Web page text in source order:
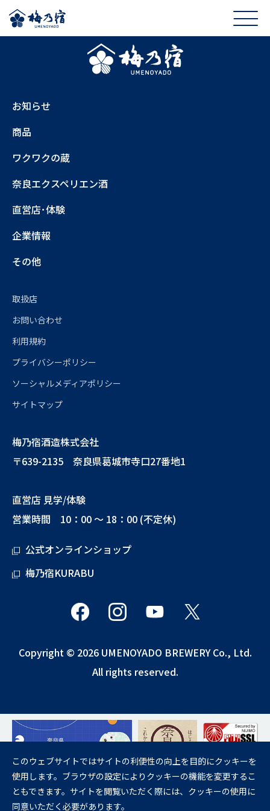
お知らせ
商品
ワクワクの蔵
奈良エクスペリエン酒
直営店･体験
企業情報
その他
取扱店
お問い合わせ
利用規約
プライバシーポリシー
ソーシャルメディアポリシー
サイトマップ
梅乃宿酒造株式会社
〒639-2135 奈良県葛城市寺口27番地1
直営店 見学/体験
営業時間 10：00 ～ 18：00 (不定休)
公式オンラインショップ
梅乃宿KURABU
Copyright © 2026 UMENOYADO BREWERY Co., Ltd.
All rights reserved.
飲酒は20歳になってから。
妊娠中や授乳期の飲酒は、胎児・乳児の発育に悪影響を与えるおそれが
あります。
このウェブサイトではサイトの利便性の向上を目的にクッキーを
使用します。ブラウザの設定によりクッキーの機能を変更するこ
ともできます。サイトを閲覧いただく際には、クッキーの使用に
同意いただく必要があります。